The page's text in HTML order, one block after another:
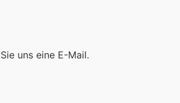
uns eine E-Mail.